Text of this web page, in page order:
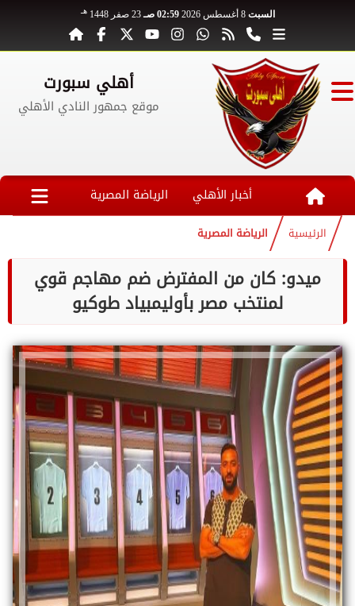
السبت 8 أغسطس 2026 02:59 صـ 23 صفر 1448 هـ
أهلي سبورت
موقع جمهور النادي الأهلي
أخبار الأهلي الرياضة المصرية
الرئيسية الرياضة المصرية
ميدو: كان من المفترض ضم مهاجم قوي
لمنتخب مصر بأوليمبياد طوكيو